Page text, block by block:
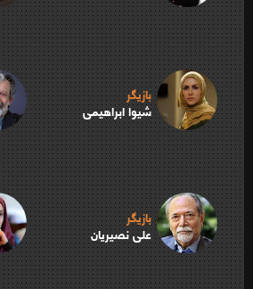
بازیگر
شیوا ابراهیمی
بازیگر
علی نصیریان